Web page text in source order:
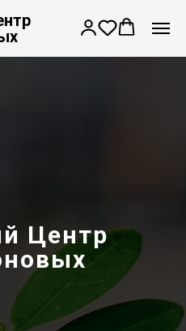
Центр